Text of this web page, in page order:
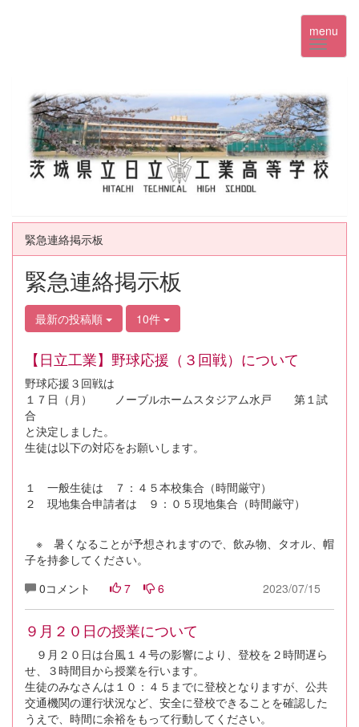
menu
緊急連絡掲示板
緊急連絡掲示板
最新の投稿順 10件
【日立工業】野球応援（３回戦）について
野球応援３回戦は
１７日（月） ノーブルホームスタジアム水戸 第１試
合
と決定しました。
生徒は以下の対応をお願いします。
１ 一般生徒は ７：４５本校集合（時間厳守）
２ 現地集合申請者は ９：０５現地集合（時間厳守）
※ 暑くなることが予想されますので、飲み物、タオル、帽
子を持参してください。
0コメント
7 6 2023/07/15
９月２０日の授業について
９月２０日は台風１４号の影響により、登校を２時間遅ら
せ、３時間目から授業を行います。
生徒のみなさんは１０：４５までに登校となりますが、公共
交通機関の運行状況など、安全に登校できることを確認した
うえで、時間に余裕をもって行動してください。